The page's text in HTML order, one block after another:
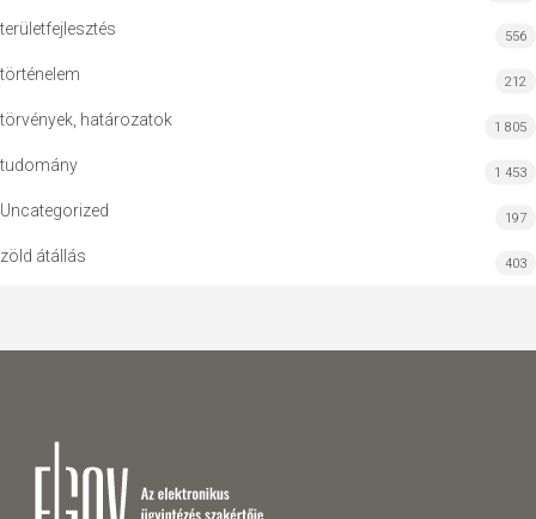
területfejlesztés 556
történelem 212
törvények, határozatok 1 805
tudomány 1 453
Uncategorized 197
zöld átállás 403